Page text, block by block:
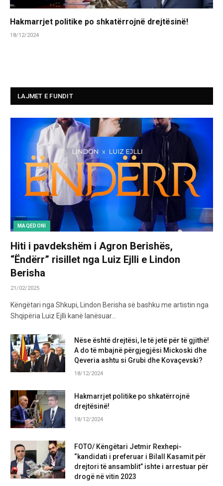
Hakmarrjet politike po shkatërrojnë drejtësinë!
18/12/2024
LAJMET E FUNDIT
MAQEDONI
Hiti i pavdekshëm i Agron Berishës,
“Ëndërr” risillet nga Luiz Ejlli e Lindon
Berisha
21/02/2025
Këngëtari nga Shkupi, Lindon Berisha së bashku me artistin nga
Shqipëria Luiz Ejlli kanë lanësuar…
Nëse është drejtësi, le të jetë për të gjithë!
A do të mbajnë përgjegjësi Mickoski dhe
Qeveria ashtu si Grubi dhe Kovaçevski?
18/12/2024
Hakmarrjet politike po shkatërrojnë
drejtësinë!
18/12/2024
FOTO/ Këngëtari Jetmir Rexhepi-
“kandidati i preferuar i Bilall Kasamit për
drejtori të ansamblit” ishte i arrestuar për
drogë në vitin 2023